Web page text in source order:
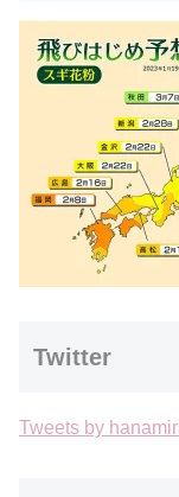
Twitter
Tweets by